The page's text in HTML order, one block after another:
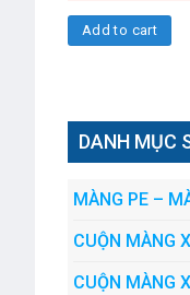
Add to cart
DANH MỤC
MÀNG PE –
CUỘN MÀNG
CUỘN MÀNG